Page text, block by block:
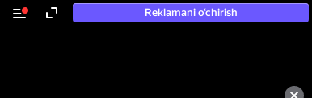
Reklamani o‘chirish